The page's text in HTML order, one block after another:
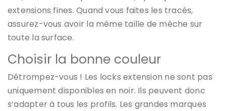
extensions fines. Quand vous faites les tracés,
assurez-vous avoir la même taille de mèche sur
toute la surface.
Choisir la bonne couleur
Détrompez-vous ! Les locks extension ne sont pas
uniquement disponibles en noir. Ils peuvent donc
s’adapter à tous les profils. Les grandes marques